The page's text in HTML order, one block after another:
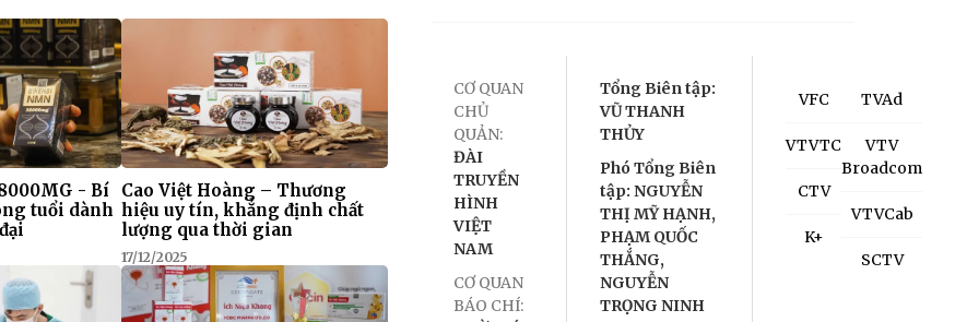
- Bí
tuổi dành
Cao Việt Hoàng – Thương
hiệu uy tín, khẳng định chất
lượng qua thời gian
17/12/2025
CƠ QUAN
CHỦ
QUẢN:
ĐÀI
TRUYỀN
HÌNH
VIỆT
NAM
CƠ QUAN
BÁO CHÍ:
Tổng Biên tập:
VŨ THANH
THỦY
Phó Tổng Biên
tập: NGUYỄN
THỊ MỸ HẠNH,
PHẠM QUỐC
THẮNG,
NGUYỄN
TRỌNG NINH
VFC
VTVTC
CTV
K+
TVAd
VTV
Broadcom
VTVCab
SCTV